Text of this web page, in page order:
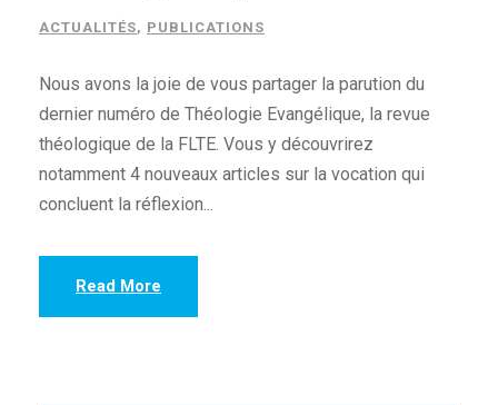
ACTUALITÉS, PUBLICATIONS
Nous avons la joie de vous partager la parution du
dernier numéro de Théologie Evangélique, la revue
théologique de la FLTE. Vous y découvrirez
notamment 4 nouveaux articles sur la vocation qui
concluent la réflexion...
Read More